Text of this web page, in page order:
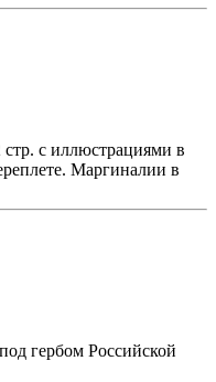
стр. с иллюстрациями в
Маргиналии в
гербом Российской